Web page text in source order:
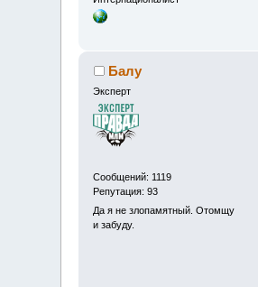
Балу
Эксперт
Сообщений: 1119
Репутация: 93
Да я не злопамятный. Отомщу
и забуду.